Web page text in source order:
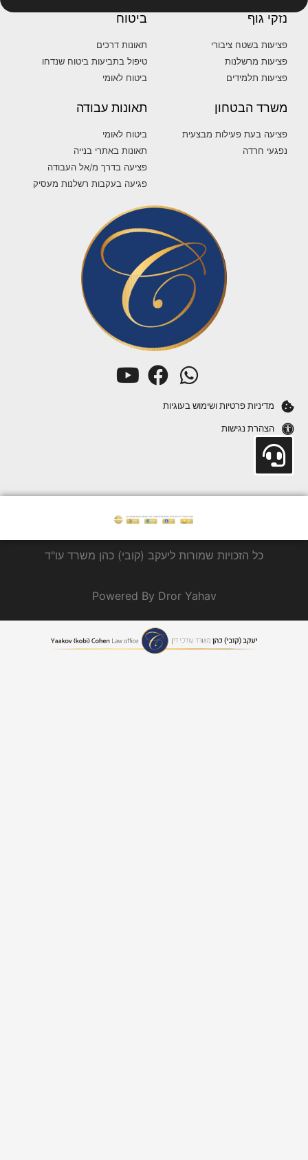
נזקי גוף
פציעות בשטח ציבורי
פציעות מרשלנות
פציעות תלמידים
ביטוח
תאונות דרכים
טיפול בתביעות ביטוח שנדחו
ביטוח לאומי
משרד הבטחון
פציעה בעת פעילות מבצעית
נפגעי חרדה
תאונות עבודה
ביטוח לאומי
תאונות באתרי בנייה
פציעה בדרך מ/אל העבודה
פגיעה בעקבות רשלנות מעסיק
מדיניות פרטיות ושימוש בעוגיות
הצהרת נגישות
כל הזכויות שמורות ליעקב (קובי) כהן משרד עו"ד
Powered By Dror Yahav